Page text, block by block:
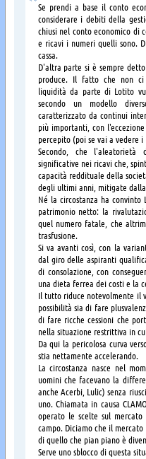
Se prendi a base il conto
considerare i debiti della
chiusi nel conto economico di
e ricavi i numeri quelli sono.
cassa.
D'altra parte si è sempre
produce. Il fatto che non
liquidità da parte di Lotito
secondo un modello
caratterizzato da continui
più importanti, con
percepito (poi se vai a vedere
Secondo, che
significative nei ricavi che,
capacità reddituale della
degli ultimi anni, mitigate
Né la circostanza ha
patrimonio netto: la
quel numero fatale, che
trasfusione.
Si va avanti così, con la
dal giro delle aspiranti
di consolazione, con
una dieta ferrea dei costi e la
Il tutto riduce notevolmente il
possibilità sia di fare
di fare ricche cessioni che
nella situazione restrittiva in
Da qui la pericolosa curva
stia nettamente accelerando.
La circostanza nasce nel
uomini che facevano la
anche Acerbi, Lulic) senza
uno. Chiamata in causa
operato le scelte sul
campo. Diciamo che il
di quello che pian piano è
Serve uno sblocco di questa